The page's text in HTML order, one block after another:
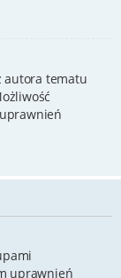
autora tematu
uprawnień